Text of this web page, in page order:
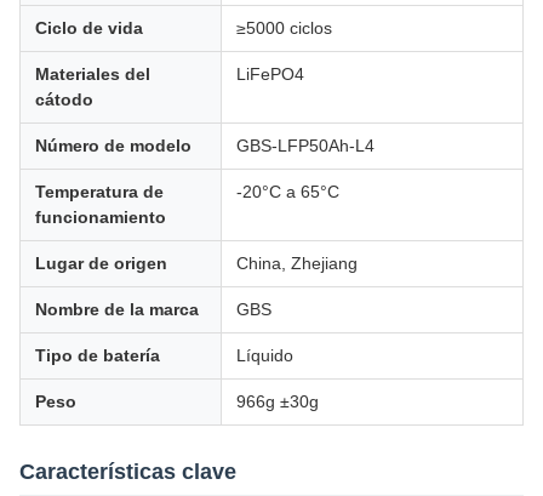
Ciclo de vida ≥5000 ciclos
Materiales del
cátodo
LiFePO4
Número de modelo GBS-LFP50Ah-L4
Temperatura de
funcionamiento
-20°C a 65°C
Lugar de origen China, Zhejiang
Nombre de la marca GBS
Tipo de batería Líquido
Peso 966g ±30g
Características clave